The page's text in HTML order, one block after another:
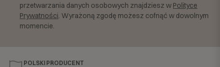
przetwarzania danych osobowych znajdziesz w Polityce
Prywatności. Wyrażoną zgodę możesz cofnąć w dowolnym
momencie.
POLSKI PRODUCENT